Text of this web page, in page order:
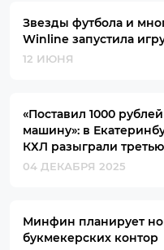
Звезды футбола и
Winline запустила
12 ИЮНЯ
«Поставил 1000
машину»: в
КХЛ разыграли
04 ДЕКАБРЯ 2025
Минфин планирует
букмекерских контор